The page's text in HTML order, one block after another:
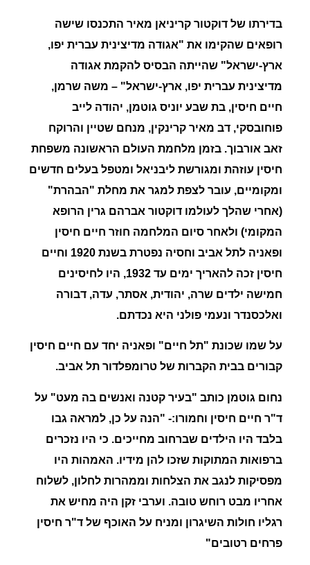
בדירתו של דוקטור קריניאן מאיר התכנסו שישה
רופאים שהקימו את "אגודה מדיצינית עברית יפו,
ארץ-ישראל" שהייתה הבסיס להקמת אגודה
מדיצינית עברית יפו, ארץ-ישראל" – משה שרמן,
חיים חיסין, בת שבע יוניס גוטמן, יהודה לייב
פוחובסקי, דב מאיר קרינקין, מנחם שטיין והרוקח
זאב אורבוך. בזמן מלחמת העולם הראשונה משפחת
חיסין עוזהת ומגורשת ליבניאל ומטפל בעלים חדשים
ומקומיים, עובר לצפת למגר את מחלת "הבהרת"
(אחרי שהלך לעולמו דוקטור אברהם גרין הרופא
המקומי) ולאחר סיום המלחמה חוזר חיים חיסין
ופאניה
לתל אביב וחסיה נפטרת בשנת 1920 וחיים
חיסין זכה להאריך ימים עד 1932, היו לחיסינים
חמישה ילדים שרה, יהודית, אסתר, עדה, דבורה
ואלכסנדר ונעמי פולני היא נכדתם.
על שמו שכונת "תל חיים" ופאניה יחד עם חיים חיסין
קבורים בבית הקברות של טרומפלדור תל אביב.
נחום גוטמן כותב "בעיר קטנה ואנשים בה מעט" על
ד"ר חיים חיסין וחמורו:- "הנה על כן, למראה גבו
בלבד היו הילדים שברחוב מחייכים. כי היו נזכרים
ברפואות המתוקות שזכו להן מידיו. האמהות היו
מפסיקות לנגב את הצלחות וממהרות לחלון, לשלוח
אחריו מבט רוחש טובה. וערבי זקן היה מחיש את
רגליו חולות השיגרון ומניח על האוכף של ד"ר חיסין
פרחים רטובים"